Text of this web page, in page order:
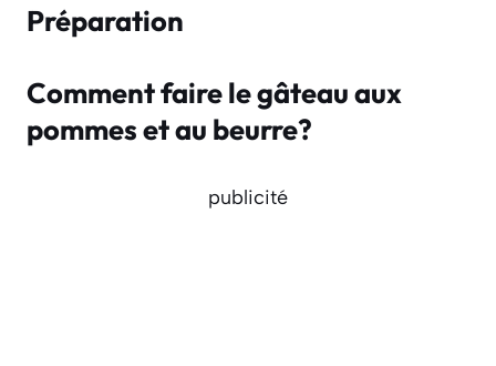
Préparation
Comment faire le gâteau aux
pommes et au beurre?
publicité